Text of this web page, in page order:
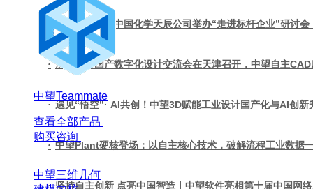
中望Teammate
查看全部产品
购买咨询
中望三维几何
中望软件联合中国化学天辰公司举办“走进标杆企业”研讨
· 流程工厂国产数字化设计交流会在天津召开，中望自主
· 遇见“悟空”· AI共创！中望3D赋能工业设计国产化与AI创新
· 中望Plant硬核登场：以自主核心技术，破解流程工业数据
· 坚持自主创新 点亮中国智造｜中望软件亮相第十届中国网